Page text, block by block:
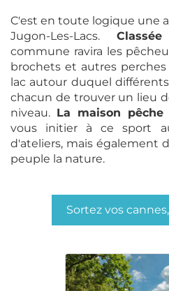
C'est en toute logique une
Jugon-Les-Lacs.
commune ravira les
brochets et autres
lac autour duquel
chacun de trouver un lieu
niveau. La maison
vous initier à ce sport
d'ateliers, mais également
peuple la nature.
Sortez vos